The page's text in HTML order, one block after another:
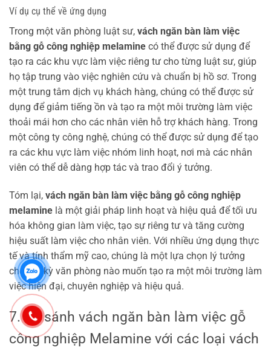
Ví dụ cụ thể về ứng dụng
Trong một văn phòng luật sư, vách ngăn bàn làm việc
bằng gỗ công nghiệp melamine có thể được sử dụng để
tạo ra các khu vực làm việc riêng tư cho từng luật sư, giúp
họ tập trung vào việc nghiên cứu và chuẩn bị hồ sơ. Trong
một trung tâm dịch vụ khách hàng, chúng có thể được sử
dụng để giảm tiếng ồn và tạo ra một môi trường làm việc
thoải mái hơn cho các nhân viên hỗ trợ khách hàng. Trong
một công ty công nghệ, chúng có thể được sử dụng để tạo
ra các khu vực làm việc nhóm linh hoạt, nơi mà các nhân
viên có thể dễ dàng hợp tác và trao đổi ý tưởng.
Tóm lại, vách ngăn bàn làm việc bằng gỗ công nghiệp
melamine là một giải pháp linh hoạt và hiệu quả để tối ưu
hóa không gian làm việc, tạo sự riêng tư và tăng cường
hiệu suất làm việc cho nhân viên. Với nhiều ứng dụng thực
tế và tính thẩm mỹ cao, chúng là một lựa chọn lý tưởng
cho bất kỳ văn phòng nào muốn tạo ra một môi trường làm
việc hiện đại, chuyên nghiệp và hiệu quả.
7. So sánh vách ngăn bàn làm việc gỗ
công nghiệp Melamine với các loại vách